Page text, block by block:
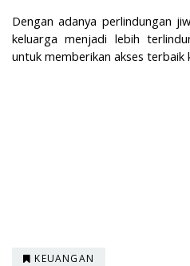
Dengan adanya perlindungan
keluarga menjadi lebih
untuk memberikan akses terbaik
KEUANGAN